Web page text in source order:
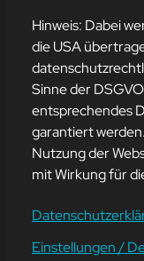
Navigation
Webseitenerstellung
Webseite mieten
Webseiten Betreuung
Hinweis: Dabei
die USA
Sinne der
entsprechendes
garantiert
Nutzung der
mit Wirkung für
Einstellungen /